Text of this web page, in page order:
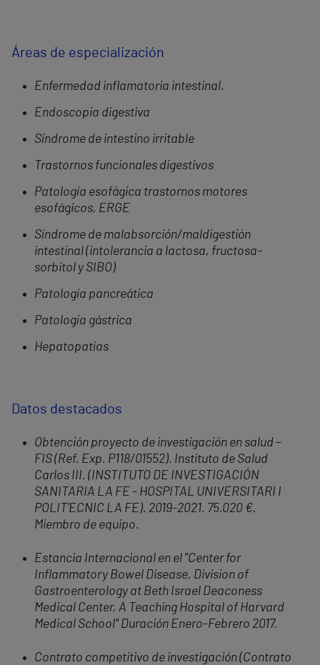
Áreas de especialización
Enfermedad inflamatoria intestinal.
Endoscopia digestiva
Síndrome de intestino irritable
Trastornos funcionales digestivos
Patología esofágica trastornos motores
esofágicos, ERGE
Síndrome de malabsorción/maldigestión
intestinal (intolerancia a lactosa, fructosa-
sorbitol y SIBO)
Patología pancreática
Patología gástrica
Hepatopatías
Datos destacados
Obtención proyecto de investigación en salud –
FIS (Ref. Exp. P118/01552). Instituto de Salud
Carlos III. (INSTITUTO DE INVESTIGACIÓN
SANITARIA LA FE - HOSPITAL UNIVERSITARI I
POLIT'ECNIC LA FE). 2019-2021. 75.020 €.
Miembro de equipo.
Estancia Internacional en el "Center for
Inflammatory Bowel Disease, Division of
Gastroenterology at Beth Israel Deaconess
Medical Center, A Teaching Hospital of Harvard
Medical School" Duración Enero-Febrero 2017.
Contrato competitivo de investigación (Contrato